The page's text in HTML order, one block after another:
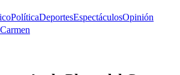
PolíticaDeportesEspectáculosOpinión